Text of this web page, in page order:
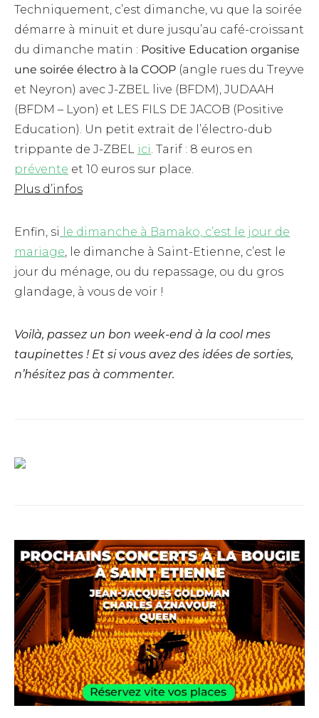
Techniquement, c’est dimanche, vu que la soirée
démarre à minuit et dure jusqu’au café-croissant
du dimanche matin : Positive Education organise
une soirée électro à la COOP (angle rues du Treyve
et Neyron) avec J-ZBEL live (BFDM), JUDAAH
(BFDM – Lyon) et LES FILS DE JACOB (Positive
Education). Un petit extrait de l’électro-dub
trippante de J-ZBEL ici. Tarif : 8 euros en
prévente et 10 euros sur place.
Plus d’infos
Enfin, si
le dimanche à Bamako, c’est le jour de
mariage, le dimanche à Saint-Etienne, c’est le
jour du ménage, ou du repassage, ou du gros
glandage, à vous de voir !
Voilà, passez un bon week-end à la cool mes
taupinettes ! Et si vous avez des idées de sorties,
n’hésitez pas à commenter.